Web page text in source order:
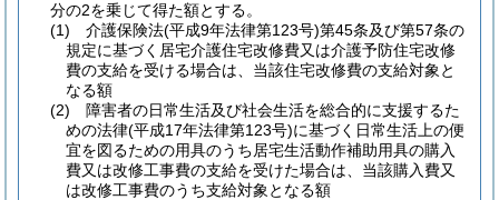
分の2を乗じて得た額とする。
(1)
介護保険法(平成9年法律第123号)第45条及び第57条の
規定に基づく居宅介護住宅改修費又は介護予防住宅改修
費の支給を受ける場合は、当該住宅改修費の支給対象と
なる額
(2)
障害者の日常生活及び社会生活を総合的に支援するた
めの法律(平成17年法律第123号)に基づく日常生活上の便
宜を図るための用具のうち居宅生活動作補助用具の購入
費又は改修工事費の支給を受けた場合は、当該購入費又
は改修工事費のうち支給対象となる額